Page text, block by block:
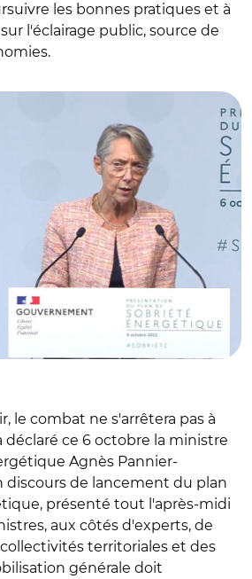
les bonnes pratiques et à
l'éclairage public, source de
le combat ne s'arrêtera pas à
déclaré ce 6 octobre la ministre
Agnès Pannier-
discours de lancement du plan
présenté tout l'après-midi
aux côtés d'experts, de
territoriales et des
générale doit